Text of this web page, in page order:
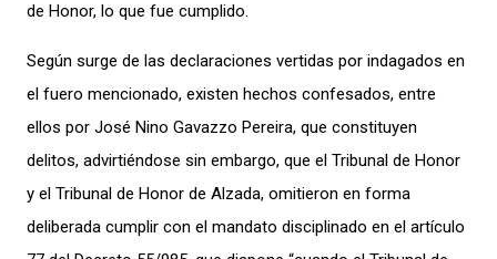
de Honor, lo que fue cumplido.
Según surge de las declaraciones vertidas por indagados en
el fuero mencionado, existen hechos confesados, entre
ellos por José Nino Gavazzo Pereira, que constituyen
delitos, advirtiéndose sin embargo, que el Tribunal de Honor
y el Tribunal de Honor de Alzada, omitieron en forma
deliberada cumplir con el mandato disciplinado en el artículo